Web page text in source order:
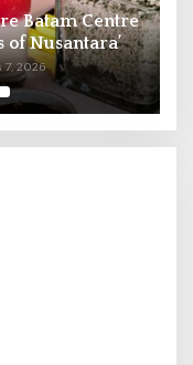
Batam Centre
of Nusantara’
7, 2026